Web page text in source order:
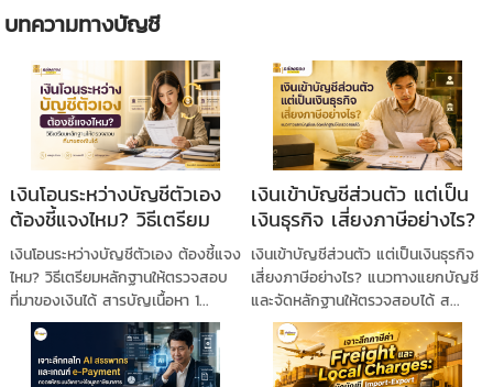
บทความทางบัญชี
เงินโอนระหว่างบัญชีตัวเอง
ต้องชี้แจงไหม? วิธีเตรียม
หลักฐานให้ตรวจสอบที่มา
ของเงินได้
เงินโอนระหว่างบัญชีตัวเอง ต้องชี้แจง
ไหม? วิธีเตรียมหลักฐานให้ตรวจสอบ
ที่มาของเงินได้ สารบัญเนื้อหา 1...
เงินเข้าบัญชีส่วนตัว แต่เป็น
เงินธุรกิจ เสี่ยงภาษีอย่างไร?
แนวทางแยกบัญชีและจัด
หลักฐานให้ตรวจสอบได้
เงินเข้าบัญชีส่วนตัว แต่เป็นเงินธุรกิจ
เสี่ยงภาษีอย่างไร? แนวทางแยกบัญชี
และจัดหลักฐานให้ตรวจสอบได้ ส...